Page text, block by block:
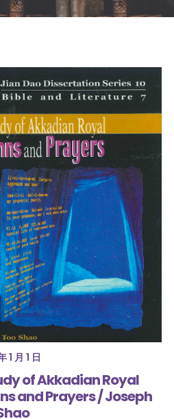
1 月 1 日
of Akkadian Royal
and Prayers / Joseph